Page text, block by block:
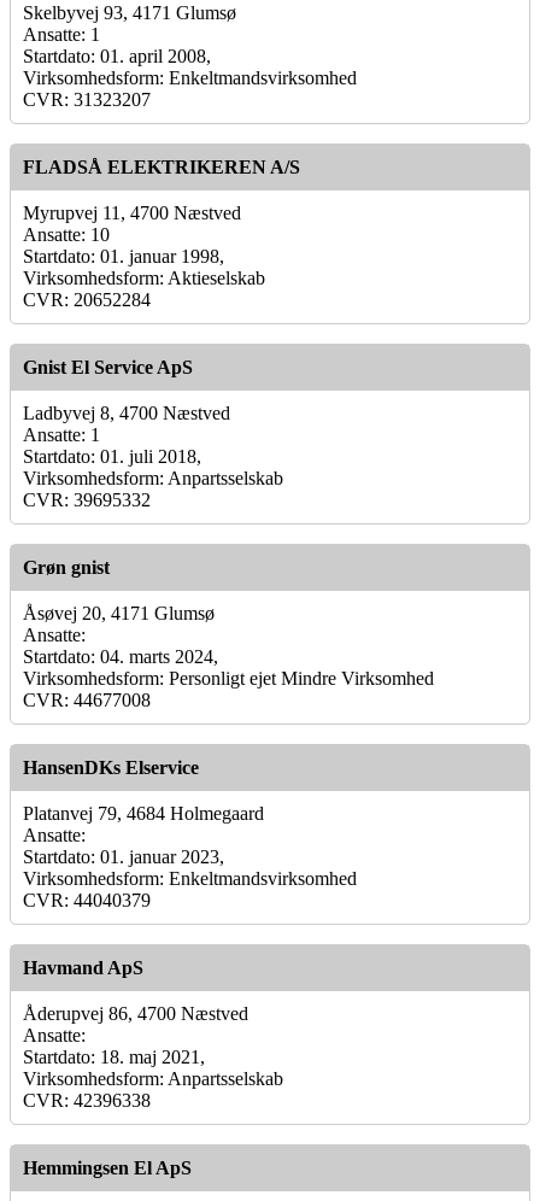
Skelbyvej 93, 4171 Glumsø
Ansatte: 1
Startdato: 01. april 2008,
Virksomhedsform: Enkeltmandsvirksomhed
CVR: 31323207
FLADSÅ ELEKTRIKEREN A/S
Myrupvej 11, 4700 Næstved
Ansatte: 10
Startdato: 01. januar 1998,
Virksomhedsform: Aktieselskab
CVR: 20652284
Gnist El Service ApS
Ladbyvej 8, 4700 Næstved
Ansatte: 1
Startdato: 01. juli 2018,
Virksomhedsform: Anpartsselskab
CVR: 39695332
Grøn gnist
Åsøvej 20, 4171 Glumsø
Ansatte:
Startdato: 04. marts 2024,
Virksomhedsform: Personligt ejet Mindre Virksomhed
CVR: 44677008
HansenDKs Elservice
Platanvej 79, 4684 Holmegaard
Ansatte:
Startdato: 01. januar 2023,
Virksomhedsform: Enkeltmandsvirksomhed
CVR: 44040379
Havmand ApS
Åderupvej 86, 4700 Næstved
Ansatte:
Startdato: 18. maj 2021,
Virksomhedsform: Anpartsselskab
CVR: 42396338
Hemmingsen El ApS